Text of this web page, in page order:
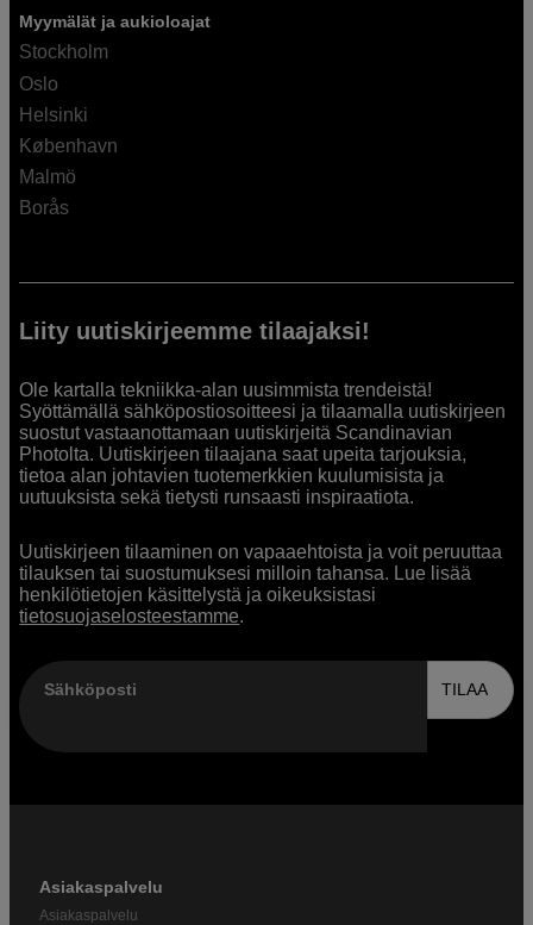
Myymälät ja aukioloajat
Stockholm
Oslo
Helsinki
København
Malmö
Borås
Liity uutiskirjeemme tilaajaksi!
Ole kartalla tekniikka-alan uusimmista trendeistä!
Syöttämällä sähköpostiosoitteesi ja tilaamalla uutiskirjeen
suostut vastaanottamaan uutiskirjeitä Scandinavian
Photolta. Uutiskirjeen tilaajana saat upeita tarjouksia,
tietoa alan johtavien tuotemerkkien kuulumisista ja
uutuuksista sekä tietysti runsaasti inspiraatiota.
Uutiskirjeen tilaaminen on vapaaehtoista ja voit peruuttaa
tilauksen tai suostumuksesi milloin tahansa. Lue lisää
henkilötietojen käsittelystä ja oikeuksistasi
tietosuojaselosteestamme.
Sähköposti TILAA
Asiakaspalvelu
Asiakaspalvelu